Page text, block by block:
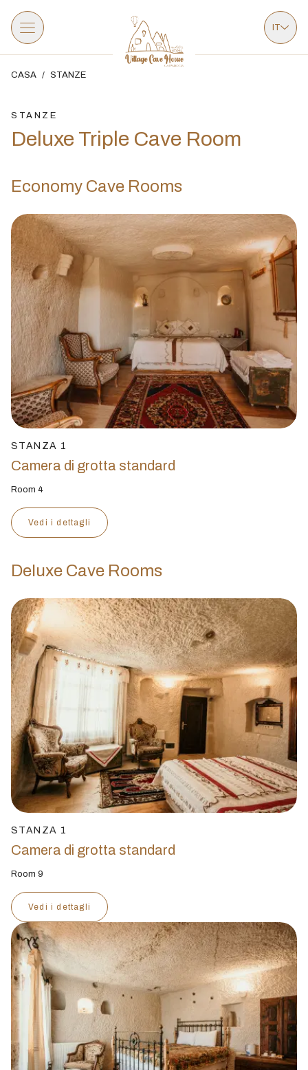
IT
CASA / STANZE
STANZE
Deluxe Triple Cave Room
Economy Cave Rooms
STANZA 1
Camera di grotta standard
Room 4
Vedi i dettagli
Deluxe Cave Rooms
STANZA 1
Camera di grotta standard
Room 9
Vedi i dettagli